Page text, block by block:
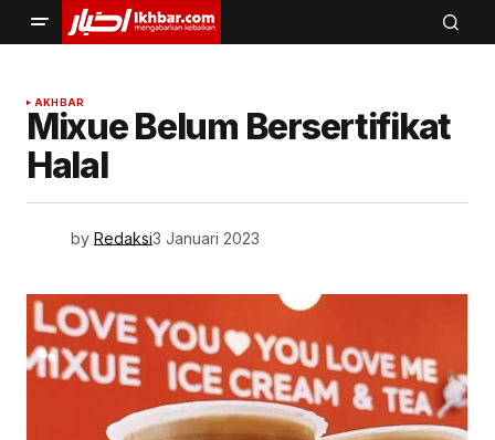
AKHBAR
Mixue Belum Bersertifikat
Halal
by Redaksi3 Januari 2023